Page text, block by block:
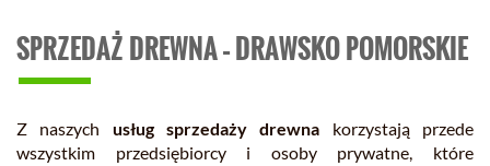
SPRZEDAŻ DREWNA – DRAWSKO POMORSKIE
Z naszych usług sprzedaży drewna korzystają przede
wszystkim przedsiębiorcy i osoby prywatne, które